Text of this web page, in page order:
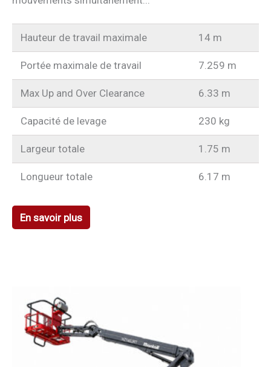
Hauteur de travail maximale 14 m
Portée maximale de travail 7.259 m
Max Up and Over Clearance 6.33 m
Capacité de levage 230 kg
Largeur totale 1.75 m
Longueur totale 6.17 m
En savoir plus